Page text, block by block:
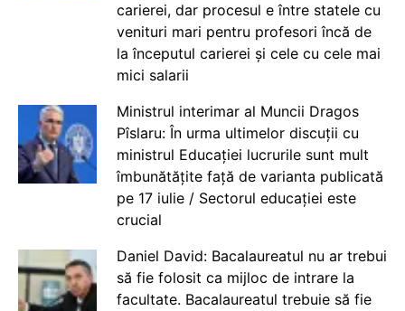
carierei, dar procesul e între statele cu
venituri mari pentru profesori încă de
la începutul carierei și cele cu cele mai
mici salarii
Ministrul interimar al Muncii Dragos
Pîslaru: În urma ultimelor discuții cu
ministrul Educației lucrurile sunt mult
îmbunătățite față de varianta publicată
pe 17 iulie / Sectorul educației este
crucial
Daniel David: Bacalaureatul nu ar trebui
să fie folosit ca mijloc de intrare la
facultate. Bacalaureatul trebuie să fie